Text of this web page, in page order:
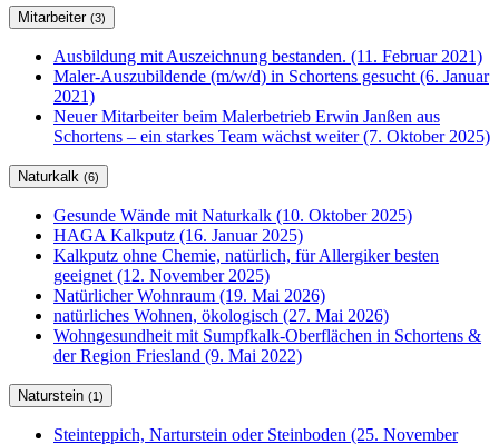
Mitarbeiter (3)
Ausbildung mit Auszeichnung bestanden. (11. Februar 2021)
Maler-Auszubildende (m/w/d) in Schortens gesucht (6. Januar
2021)
Neuer Mitarbeiter beim Malerbetrieb Erwin Janßen aus
Schortens – ein starkes Team wächst weiter (7. Oktober 2025)
Naturkalk (6)
Gesunde Wände mit Naturkalk (10. Oktober 2025)
HAGA Kalkputz (16. Januar 2025)
Kalkputz ohne Chemie, natürlich, für Allergiker besten
geeignet (12. November 2025)
Natürlicher Wohnraum (19. Mai 2026)
natürliches Wohnen, ökologisch (27. Mai 2026)
Wohngesundheit mit Sumpfkalk-Oberflächen in Schortens &
der Region Friesland (9. Mai 2022)
Naturstein (1)
Steinteppich, Narturstein oder Steinboden (25. November